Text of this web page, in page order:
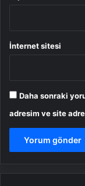
İnternet sitesi
Daha sonraki
adresim ve site